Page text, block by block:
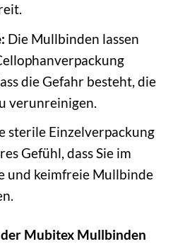
Die Mullbinden lassen
die Gefahr besteht, die
verunreinigen.
sterile Einzelverpackung
Gefühl, dass Sie im
und keimfreie Mullbinde
Mubitex Mullbinden